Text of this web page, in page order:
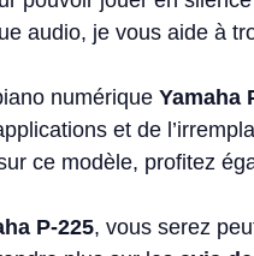
audio, je vous aide à
numérique Yamaha
et de
ce modèle, profitez
P-225, vous serez